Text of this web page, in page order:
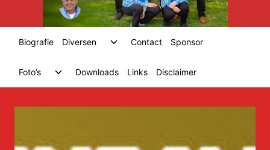
Biografie Diversen
ToggleContact Sponsor
Foto’s
ToggleDownloads Links Disclaimer